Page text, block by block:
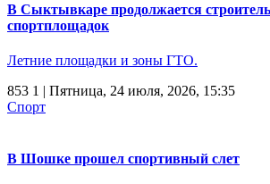
В Сыктывкаре продолжается
спортплощадок
Летние площадки и зоны ГТО.
853 1 | Пятница, 24 июля, 2026, 15:35
Спорт
В Шошке прошел спортивный слет